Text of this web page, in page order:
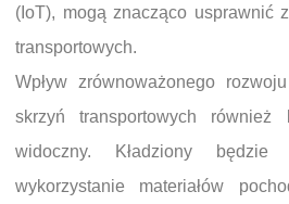
(IoT), mogą znacząco usprawnić
transportowych.
Wpływ zrównoważonego
skrzyń transportowych również
widoczny. Kładziony
wykorzystanie materiałów